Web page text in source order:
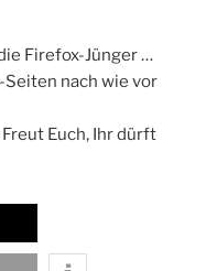
Firefox-Jünger …
nach wie vor
Euch, Ihr dürft